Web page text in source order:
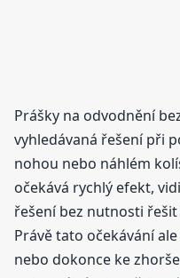
Prášky na odvodnění
vyhledávaná řešení při
nohou nebo náhlém
očekává rychlý efekt,
řešení bez nutnosti
Právě tato očekávání
nebo dokonce ke